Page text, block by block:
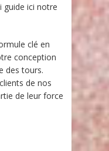
guide ici notre
clé en
conception
des tours.
de nos
de leur force